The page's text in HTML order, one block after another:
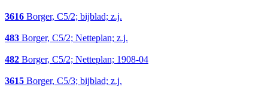
3616 Borger, C5/2; bijblad; z.j.
483 Borger, C5/2; Netteplan; z.j.
482 Borger, C5/2; Netteplan; 1908-04
3615 Borger, C5/3; bijblad; z.j.